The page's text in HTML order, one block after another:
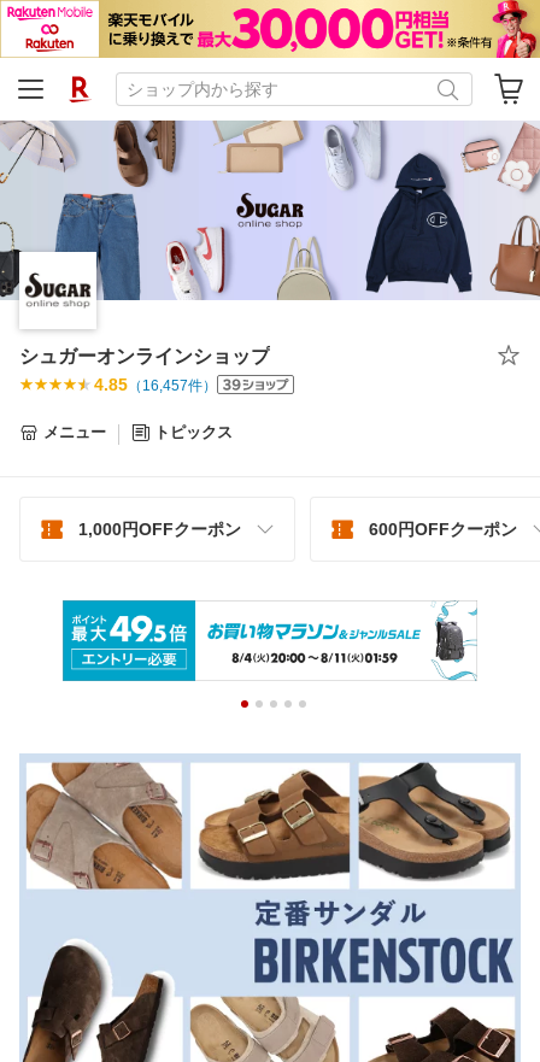
シュガーオンラインショップ
4.85 （ 16,457件）
メニュー トピックス
1,000円OFFクーポン 600円OFFクーポン